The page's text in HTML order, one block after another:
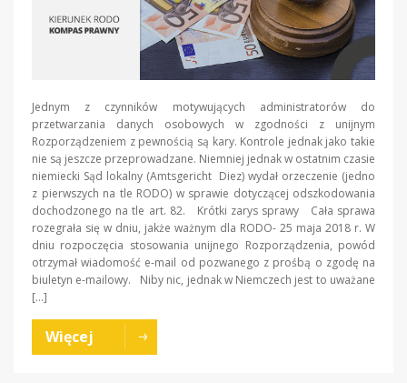
Jednym z czynników motywujących administratorów do
przetwarzania danych osobowych w zgodności z unijnym
Rozporządzeniem z pewnością są kary. Kontrole jednak jako takie
nie są jeszcze przeprowadzane. Niemniej jednak w ostatnim czasie
niemiecki Sąd lokalny (Amtsgericht Diez) wydał orzeczenie (jedno
z pierwszych na tle RODO) w sprawie dotyczącej odszkodowania
dochodzonego na tle art. 82. Krótki zarys sprawy Cała sprawa
rozegrała się w dniu, jakże ważnym dla RODO- 25 maja 2018 r. W
dniu rozpoczęcia stosowania unijnego Rozporządzenia, powód
otrzymał wiadomość e-mail od pozwanego z prośbą o zgodę na
biuletyn e-mailowy. Niby nic, jednak w Niemczech jest to uważane
[…]
Więcej